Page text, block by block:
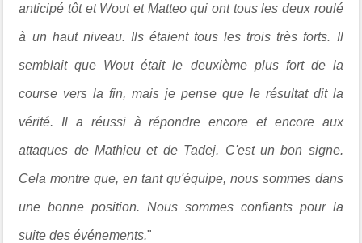
anticipé tôt et Wout et Matteo qui ont tous les deux roulé
à un haut niveau. Ils étaient tous les trois très forts. Il
semblait que Wout était le deuxième plus fort de la
course vers la fin, mais je pense que le résultat dit la
vérité. Il a réussi à répondre encore et encore aux
attaques de Mathieu et de Tadej. C'est un bon signe.
Cela montre que, en tant qu'équipe, nous sommes dans
une bonne position. Nous sommes confiants pour la
suite des événements."